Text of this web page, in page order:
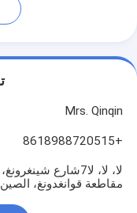
Mrs. Qinqin
+8618988720515
لا، لا، لا7شارع
مقاطعة قوانغدونغ، الصين